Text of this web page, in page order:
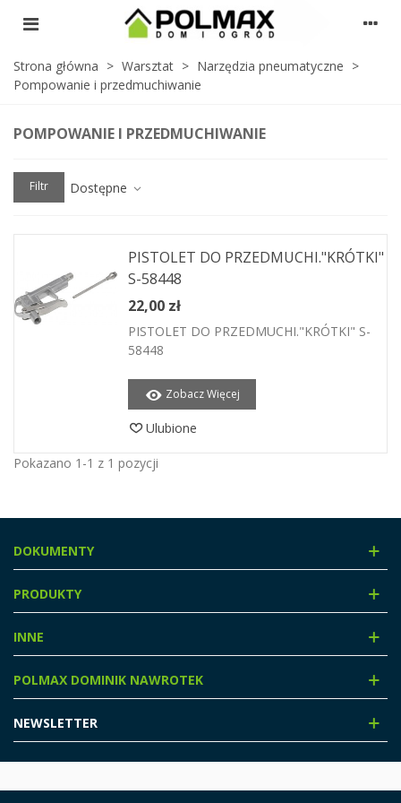
Strona główna > Warsztat > Narzędzia pneumatyczne >
Pompowanie i przedmuchiwanie
POMPOWANIE I PRZEDMUCHIWANIE
Filtr Dostępne
PISTOLET DO PRZEDMUCHI."KRÓTKI"
S-58448
22,00 zł
PISTOLET DO PRZEDMUCHI."KRÓTKI" S-
58448
Zobacz Więcej
Ulubione
Pokazano 1-1 z 1 pozycji
DOKUMENTY
PRODUKTY
INNE
POLMAX DOMINIK NAWROTEK
NEWSLETTER